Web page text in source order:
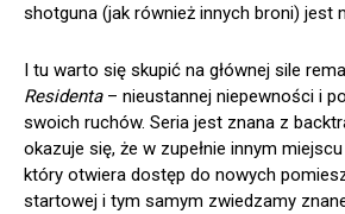
shotguna (jak również innych broni) jest
I tu warto się skupić na głównej sile
Residenta– nieustannej niepewności i
swoich ruchów. Seria jest znana z
okazuje się, że w zupełnie innym
który otwiera dostęp do nowych
startowej i tym samym zwiedzamy